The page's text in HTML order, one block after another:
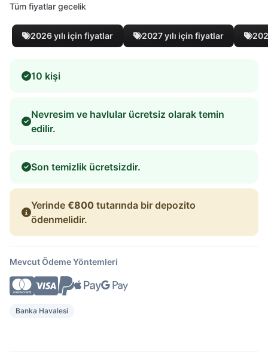
Tüm fiyatlar gecelik
2026 yılı için fiyatlar 2027 yılı için fiyatlar
10 kişi
Nevresim ve havlular ücretsiz olarak temin
edilir.
Son temizlik ücretsizdir.
Yerinde €800 tutarında bir depozito
ödenmelidir.
Mevcut Ödeme Yöntemleri
Banka Havalesi